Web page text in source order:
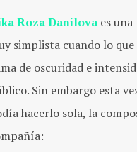
Roza Danilova es
simplista cuando lo
de oscuridad e
Sin embargo esta
hacerlo sola, la